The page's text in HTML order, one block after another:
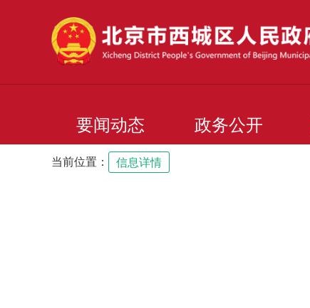
要闻动态 政务公开
当前位置： 信息详情